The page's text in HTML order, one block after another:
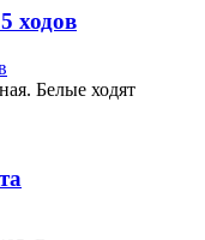
ходов
Белые ходят